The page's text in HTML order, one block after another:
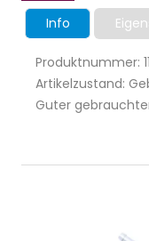
Info
Produktnummer:
Artikelzustand:
Guter